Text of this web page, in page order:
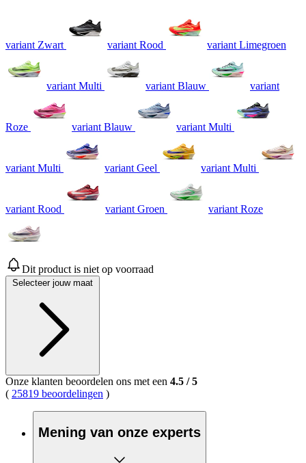
variant Zwart variant Rood variant Limegroen
variant Multi variant Blauw variant
Roze variant Blauw variant Multi
variant Multi variant Geel variant Multi
variant Rood variant Groen variant Roze
Dit product is niet op voorraad
Selecteer jouw maat
Onze klanten beoordelen ons met een 4.5 /5
( 25819 beoordelingen )
Mening van onze experts